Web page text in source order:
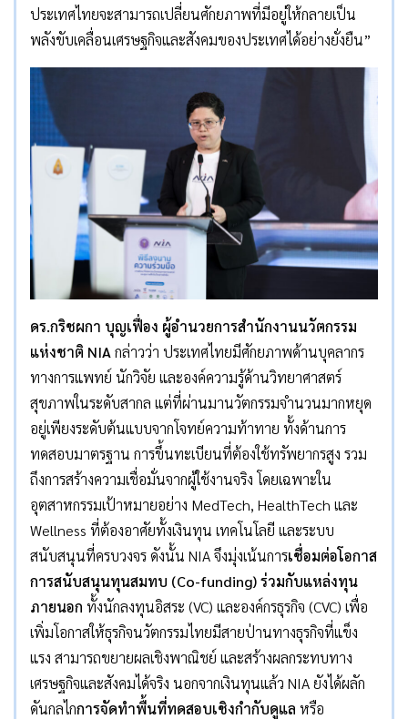
ประเทศไทยจะสามารถเปลี่ยนศักยภาพที่มีอยู่ให้กลายเป็น
พลังขับเคลื่อนเศรษฐกิจและสังคมของประเทศได้อย่างยั่งยืน”
ดร.กริชผกา บุญเฟื่อง ผู้อำนวยการสำนักงานนวัตกรรม
แห่งชาติ NIA กล่าวว่า ประเทศไทยมีศักยภาพด้านบุคลากร
ทางการแพทย์ นักวิจัย และองค์ความรู้ด้านวิทยาศาสตร์
สุขภาพในระดับสากล แต่ที่ผ่านมานวัตกรรมจำนวนมากหยุด
อยู่เพียงระดับต้นแบบจากโจทย์ความท้าทาย ทั้งด้านการ
ทดสอบมาตรฐาน การขึ้นทะเบียนที่ต้องใช้ทรัพยากรสูง รวม
ถึงการสร้างความเชื่อมั่นจากผู้ใช้งานจริง โดยเฉพาะใน
อุตสาหกรรมเป้าหมายอย่าง MedTech, HealthTech และ
Wellness ที่ต้องอาศัยทั้งเงินทุน เทคโนโลยี และระบบ
สนับสนุนที่ครบวงจร ดังนั้น NIA จึงมุ่งเน้นการเชื่อมต่อโอกาส
การสนับสนุนทุนสมทบ (Co-funding) ร่วมกับแหล่งทุน
ภายนอก ทั้งนักลงทุนอิสระ (VC) และองค์กรธุรกิจ (CVC) เพื่อ
เพิ่มโอกาสให้ธุรกิจนวัตกรรมไทยมีสายป่านทางธุรกิจที่แข็ง
แรง สามารถขยายผลเชิงพาณิชย์ และสร้างผลกระทบทาง
เศรษฐกิจและสังคมได้จริง นอกจากเงินทุนแล้ว NIA ยังได้ผลัก
ดันกลไกการจัดทำพื้นที่ทดสอบเชิงกำกับดูแล หรือ